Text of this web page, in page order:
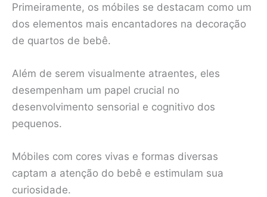
Primeiramente, os móbiles se destacam como um
dos elementos mais encantadores na decoração
de quartos de bebê.
Além de serem visualmente atraentes, eles
desempenham um papel crucial no
desenvolvimento sensorial e cognitivo dos
pequenos.
Móbiles com cores vivas e formas diversas
captam a atenção do bebê e estimulam sua
curiosidade.